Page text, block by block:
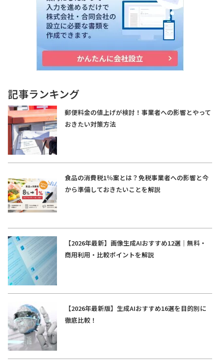
記事ランキング
郵便料金の値上げが検討！事業者への影響とやって
おきたい対策方法
食品の消費税1％案とは？免税事業者への影響と今
から準備しておきたいことを解説
【2026年最新】画像生成AIおすすめ12選｜無料・
商用利用・比較ポイントを解説
【2026年最新版】生成AIおすすめ16選を目的別に
徹底比較！